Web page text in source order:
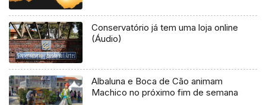
Conservatório já tem uma loja online
(Áudio)
Albaluna e Boca de Cão animam
Machico no próximo fim de semana